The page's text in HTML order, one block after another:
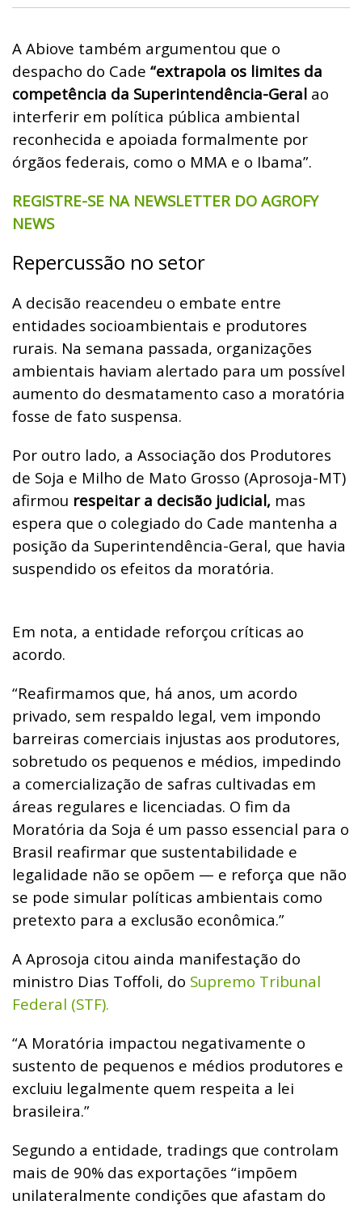
A Abiove também argumentou que o
despacho do Cade “extrapola os limites da
competência da Superintendência-Geral ao
interferir em política pública ambiental
reconhecida e apoiada formalmente por
órgãos federais, como o MMA e o Ibama”.
REGISTRE-SE NA NEWSLETTER DO AGROFY
NEWS
Repercussão no setor
A decisão reacendeu o embate entre
entidades socioambientais e produtores
rurais. Na semana passada, organizações
ambientais haviam alertado para um possível
aumento do desmatamento caso a moratória
fosse de fato suspensa.
Por outro lado, a Associação dos Produtores
de Soja e Milho de Mato Grosso (Aprosoja-MT)
afirmou respeitar a decisão judicial, mas
espera que o colegiado do Cade mantenha a
posição da Superintendência-Geral, que havia
suspendido os efeitos da moratória.
Em nota, a entidade reforçou críticas ao
acordo.
“Reafirmamos que, há anos, um acordo
privado, sem respaldo legal, vem impondo
barreiras comerciais injustas aos produtores,
sobretudo os pequenos e médios, impedindo
a comercialização de safras cultivadas em
áreas regulares e licenciadas. O fim da
Moratória da Soja é um passo essencial para o
Brasil reafirmar que sustentabilidade e
legalidade não se opõem — e reforça que não
se pode simular políticas ambientais como
pretexto para a exclusão econômica.”
A Aprosoja citou ainda manifestação do
ministro Dias Toffoli, do Supremo Tribunal
Federal (STF).
“A Moratória impactou negativamente o
sustento de pequenos e médios produtores e
excluiu legalmente quem respeita a lei
brasileira.”
Segundo a entidade, tradings que controlam
mais de 90% das exportações “impõem
unilateralmente condições que afastam do